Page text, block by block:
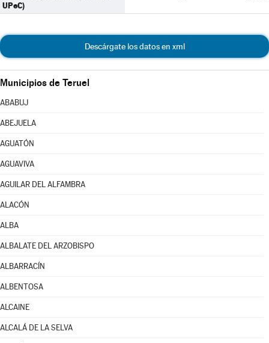
UPeC)
Descárgate los datos en xml
Municipios de Teruel
ABABUJ
ABEJUELA
AGUATÓN
AGUAVIVA
AGUILAR DEL ALFAMBRA
ALACÓN
ALBA
ALBALATE DEL ARZOBISPO
ALBARRACÍN
ALBENTOSA
ALCAINE
ALCALÁ DE LA SELVA